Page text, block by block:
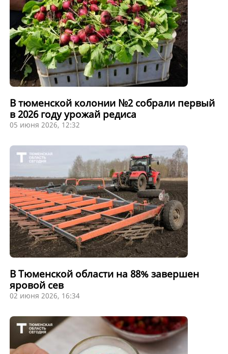
В тюменской колонии №2 собрали первый
в 2026 году урожай редиса
05 июня 2026, 12:32
В Тюменской области на 88% завершен
яровой сев
02 июня 2026, 16:34